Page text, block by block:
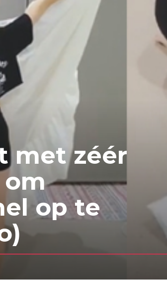
met zéér
op te